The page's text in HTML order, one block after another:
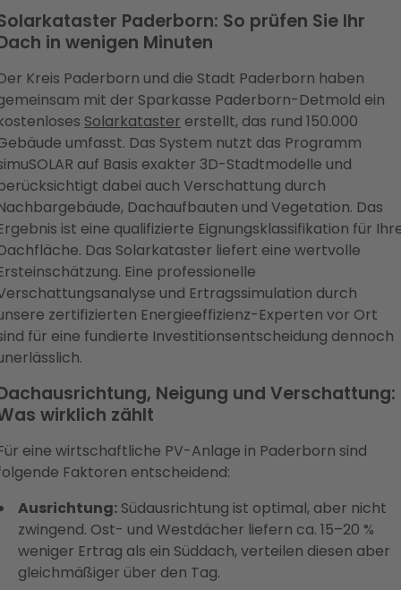
Paderborn: So prüfen Sie Ihr
in wenigen Minuten
Kreis Paderborn und die Stadt Paderborn haben
mit der Sparkasse Paderborn-Detmold ein
Solarkataster erstellt, das rund 150.000
umfasst. Das System nutzt das Programm
auf Basis exakter 3D-Stadtmodelle und
dabei auch Verschattung durch
Dachaufbauten und Vegetation. Das
ist eine qualifizierte Eignungsklassifikation für
Das Solarkataster liefert eine wertvolle
Eine professionelle
und Ertragssimulation durch
zertifizierten Energieeffizienz-Experten vor Ort
für eine fundierte Investitionsentscheidung dennoch
Neigung und Verschattung:
wirklich zählt
eine wirtschaftliche PV-Anlage in Paderborn sind
Faktoren entscheidend:
Ausrichtung: Südausrichtung ist optimal, aber nicht
zwingend. Ost- und Westdächer liefern ca. 15–20 %
weniger Ertrag als ein Süddach, verteilen diesen aber
gleichmäßiger über den Tag.